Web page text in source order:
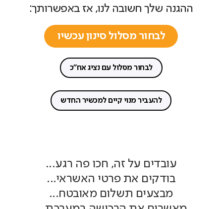
ההגנה שלך חשובה לנו, אז באפשרותך:
לבחור מסלול סינון עכשיו
לבחור מסלול עם נציג אח"כ
להעביר מנוי קיים למכשיר החדש
עובדים על זה, חכו פה רגע...
בודקים את פרטי האשראי...
מבצעים תשלום מאובטח...